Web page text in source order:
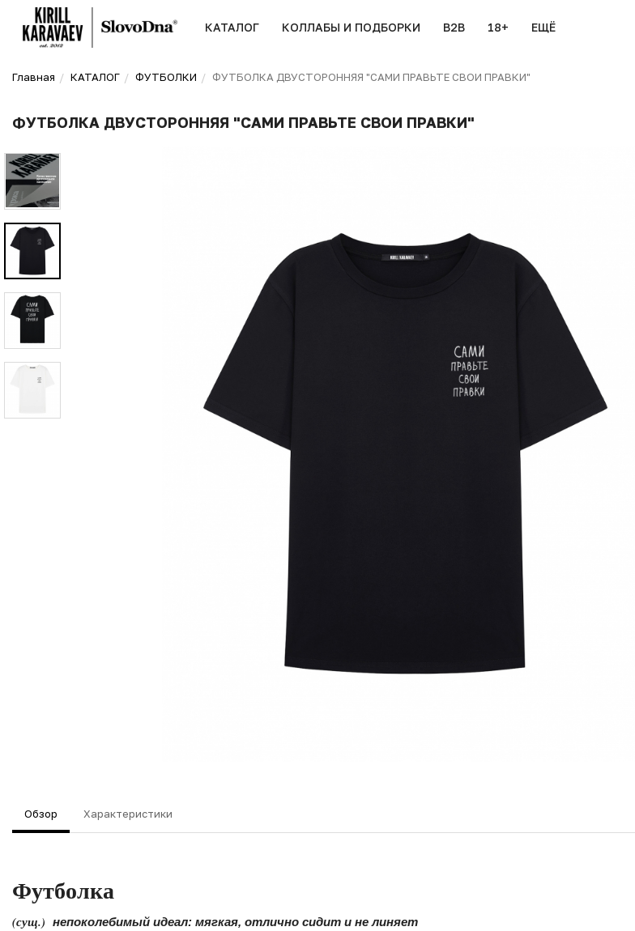
КАТАЛОГ КОЛЛАБЫ И ПОДБОРКИ B2B 18+ ЕЩЁ
Главная КАТАЛОГ ФУТБОЛКИ ФУТБОЛКА ДВУСТОРОННЯЯ "САМИ ПРАВЬТЕ СВОИ ПРАВКИ"
ФУТБОЛКА ДВУСТОРОННЯЯ "САМИ ПРАВЬТЕ СВОИ ПРАВКИ"
Обзор Характеристики
Футболка
(сущ.) непоколебимый идеал: мягкая, отлично сидит и не линяет